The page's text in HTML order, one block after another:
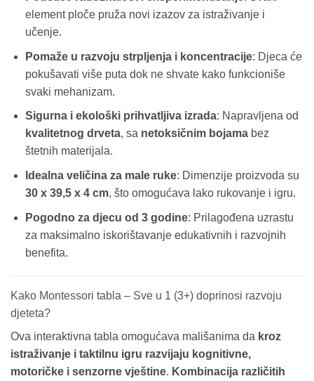
element ploče pruža novi izazov za istraživanje i
učenje.
Pomaže u razvoju strpljenja i koncentracije: Djeca će
pokušavati više puta dok ne shvate kako funkcioniše
svaki mehanizam.
Sigurna i ekološki prihvatljiva izrada: Napravljena od
kvalitetnog drveta, sa netoksičnim bojamabez
štetnih materijala.
Idealna veličina za male ruke: Dimenzije proizvoda su
30 x 39,5 x 4 cm, što omogućava lako rukovanje i igru.
Pogodno za djecu od 3 godine: Prilagođena uzrastu
za maksimalno iskorištavanje edukativnih i razvojnih
benefita.
Kako Montessori tabla – Sve u 1 (3+) doprinosi razvoju
djeteta?
Ova interaktivna tabla omogućava mališanima da kroz
istraživanje i taktilnu igru razvijaju kognitivne,
motoričke i senzorne vještine. Kombinacija različitih